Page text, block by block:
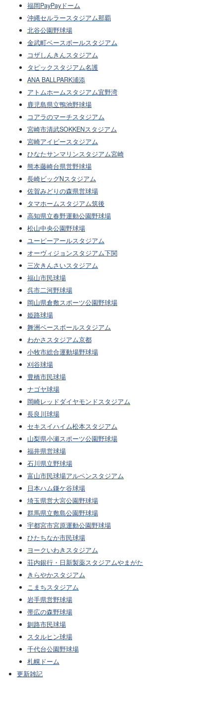
福岡PayPayドーム
沖縄セルラースタジアム那覇
北谷公園野球場
金武町ベースボールスタジアム
コザしんきんスタジアム
タピックスタジアム名護
ANA BALLPARK浦添
アトムホームスタジアム宜野湾
鹿児島県立鴨池野球場
コアラのマーチスタジアム
宮崎市清武SOKKENスタジアム
宮崎アイビースタジアム
ひなたサンマリンスタジアム宮崎
熊本藤崎台県営野球場
長崎ビッグNスタジアム
佐賀みどりの森県営球場
タマホームスタジアム筑後
高知県立春野運動公園野球場
松山中央公園野球場
ユーピーアールスタジアム
オーヴィジョンスタジアム下関
三次きんさいスタジアム
福山市民球場
呉市二河野球場
岡山県倉敷スポーツ公園野球場
姫路球場
舞洲ベースボールスタジアム
わかさスタジアム京都
小牧市総合運動場野球場
刈谷球場
豊橋市民球場
ナゴヤ球場
岡崎レッドダイヤモンドスタジアム
長良川球場
セキスイハイム松本スタジアム
山梨県小瀬スポーツ公園野球場
福井県営球場
石川県立野球場
富山市民球場アルペンスタジアム
日本ハム鎌ケ谷球場
埼玉県営大宮公園野球場
群馬県立敷島公園野球場
宇都宮市宮原運動公園野球場
ひたちなか市民球場
ヨークいわきスタジアム
荘内銀行・日新製薬スタジアムやまがた
きらやかスタジアム
こまちスタジアム
岩手県営野球場
帯広の森野球場
釧路市民球場
スタルヒン球場
千代台公園野球場
札幌ドーム
更新雑記